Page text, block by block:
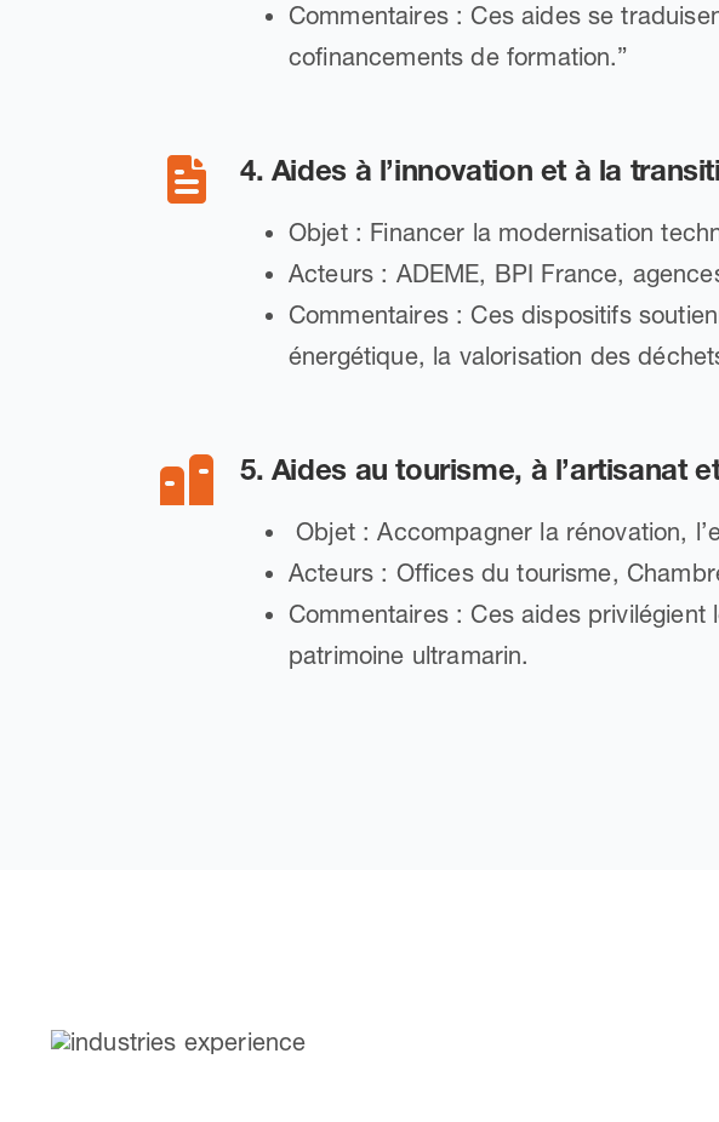
Commentaires : Ces aides se
cofinancements de formation.”
4. Aides à l’innovation et à la
Objet : Financer la modernisation
Acteurs : ADEME, BPI France,
Commentaires : Ces dispositifs
énergétique, la valorisation des
5. Aides au tourisme, à l’artisanat
Objet : Accompagner la rénovation,
Acteurs : Offices du tourisme,
Commentaires : Ces aides
patrimoine ultramarin.